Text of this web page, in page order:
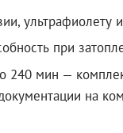
при
240 мин —
на